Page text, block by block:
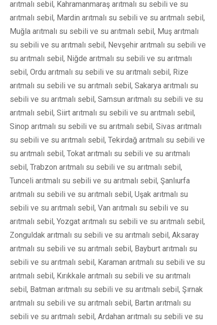
arıtmalı sebil, Kahramanmaraş arıtmalı su sebili ve su
arıtmalı sebil, Mardin arıtmalı su sebili ve su arıtmalı sebil,
Muğla arıtmalı su sebili ve su arıtmalı sebil, Muş arıtmalı
su sebili ve su arıtmalı sebil, Nevşehir arıtmalı su sebili ve
su arıtmalı sebil, Niğde arıtmalı su sebili ve su arıtmalı
sebil, Ordu arıtmalı su sebili ve su arıtmalı sebil, Rize
arıtmalı su sebili ve su arıtmalı sebil, Sakarya arıtmalı su
sebili ve su arıtmalı sebil, Samsun arıtmalı su sebili ve su
arıtmalı sebil, Siirt arıtmalı su sebili ve su arıtmalı sebil,
Sinop arıtmalı su sebili ve su arıtmalı sebil, Sivas arıtmalı
su sebili ve su arıtmalı sebil, Tekirdağ arıtmalı su sebili ve
su arıtmalı sebil, Tokat arıtmalı su sebili ve su arıtmalı
sebil, Trabzon arıtmalı su sebili ve su arıtmalı sebil,
Tunceli arıtmalı su sebili ve su arıtmalı sebil, Şanlıurfa
arıtmalı su sebili ve su arıtmalı sebil, Uşak arıtmalı su
sebili ve su arıtmalı sebil, Van arıtmalı su sebili ve su
arıtmalı sebil, Yozgat arıtmalı su sebili ve su arıtmalı sebil,
Zonguldak arıtmalı su sebili ve su arıtmalı sebil, Aksaray
arıtmalı su sebili ve su arıtmalı sebil, Bayburt arıtmalı su
sebili ve su arıtmalı sebil, Karaman arıtmalı su sebili ve su
arıtmalı sebil, Kırıkkale arıtmalı su sebili ve su arıtmalı
sebil, Batman arıtmalı su sebili ve su arıtmalı sebil, Şırnak
arıtmalı su sebili ve su arıtmalı sebil, Bartın arıtmalı su
sebili ve su arıtmalı sebil, Ardahan arıtmalı su sebili ve su